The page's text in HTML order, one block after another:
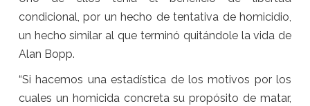
condicional, por un hecho de tentativa de homicidio,
un hecho similar al que terminó quitándole la vida de
Alan Bopp.
“Si hacemos una estadística de los motivos por los
cuales un homicida concreta su propósito de matar,